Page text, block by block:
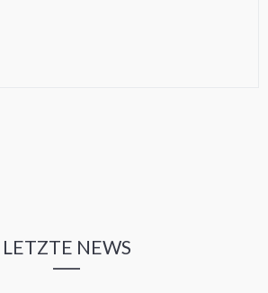
LETZTE NEWS